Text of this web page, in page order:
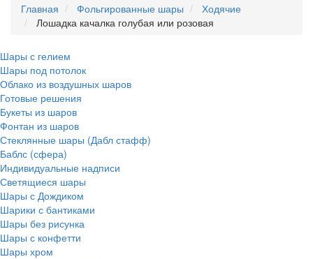
Главная Фольгированные шары
Ходячие
Лошадка качалка голубая или розовая
Шары с гелием
Шары под потолок
Облако из воздушных шаров
Готовые решения
Букеты из шаров
Фонтан из шаров
Стеклянные шары (Дабл стафф)
Баблс (сфера)
Индивидуальные надписи
Светящиеся шары
Шары с Дождиком
Шарики с бантиками
Шары без рисунка
Шары с конфетти
Шары хром